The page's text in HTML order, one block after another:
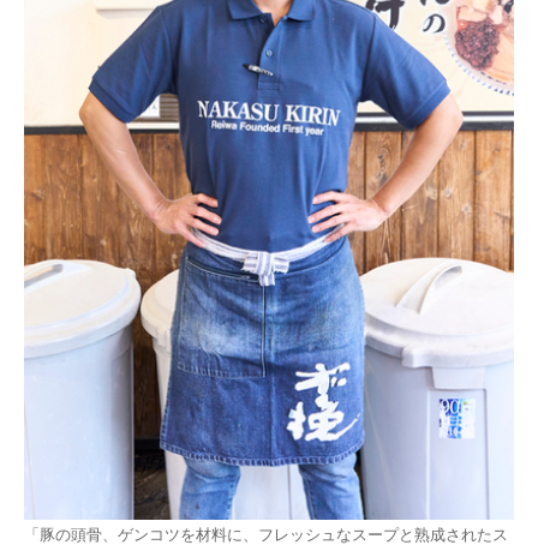
「豚の頭骨、ゲンコツを材料に、フレッシュなスープと熟成されたス